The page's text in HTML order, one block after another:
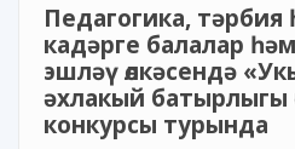
Педагогика,
кадәрге балалар
эшләү өлкәсендә
әхлакый батырлыгы
конкурсы турында